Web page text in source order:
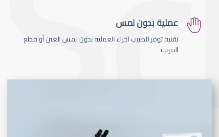
عملية بدون لمس
تقنية توفر للطبيب اجراء العملية بدون لمس العين أو قطع
القرنية.